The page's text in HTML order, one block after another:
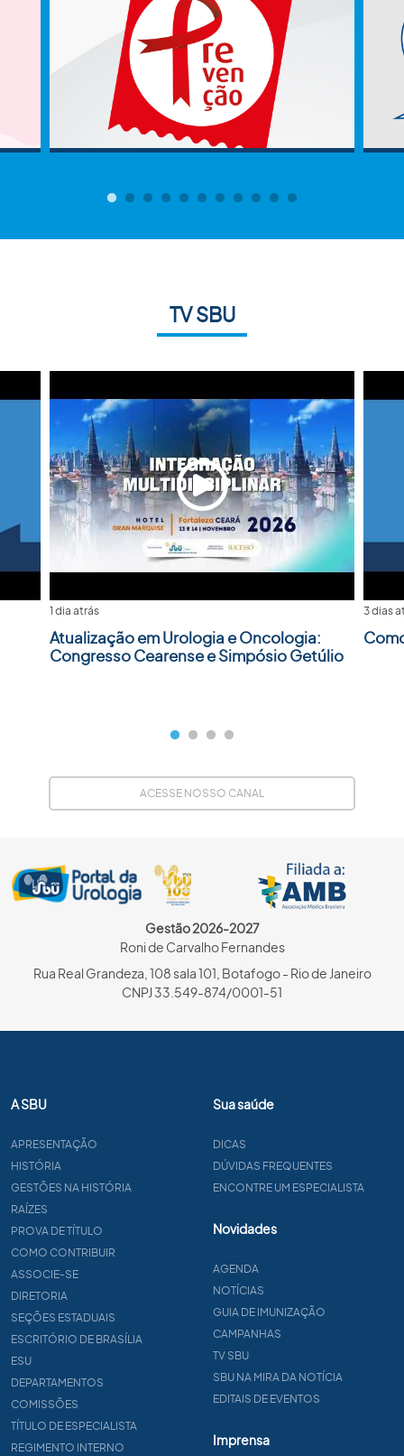
TV SBU
1 dia atrás
Atualização em Urologia e Oncologia:
Congresso Cearense e Simpósio Getúlio
3 dias
ACESSE NOSSO CANAL
Gestão 2026-2027
Roni de Carvalho Fernandes
Rua Real Grandeza, 108 sala 101, Botafogo - Rio de Janeiro
CNPJ 33.549-874/0001-51
A SBU
APRESENTAÇÃO
HISTÓRIA
GESTÕES NA HISTÓRIA
RAÍZES
PROVA DE TÍTULO
COMO CONTRIBUIR
ASSOCIE-SE
DIRETORIA
SEÇÕES ESTADUAIS
ESCRITÓRIO DE BRASÍLIA
ESU
DEPARTAMENTOS
COMISSÕES
TÍTULO DE ESPECIALISTA
REGIMENTO INTERNO
Sua saúde
DICAS
DÚVIDAS FREQUENTES
ENCONTRE UM ESPECIALISTA
Novidades
AGENDA
NOTÍCIAS
GUIA DE IMUNIZAÇÃO
CAMPANHAS
TV SBU
SBU NA MIRA DA NOTÍCIA
EDITAIS DE EVENTOS
Imprensa